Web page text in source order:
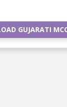
GUJARATI